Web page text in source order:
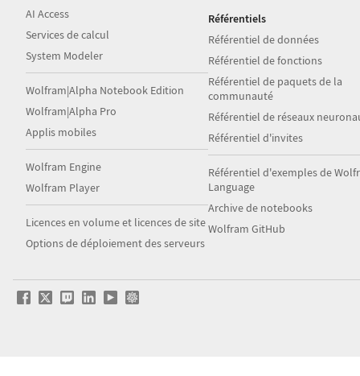
AI Access
Services de calcul
System Modeler
Wolfram|Alpha Notebook Edition
Wolfram|Alpha Pro
Applis mobiles
Wolfram Engine
Wolfram Player
Licences en volume et licences de site
Options de déploiement des serveurs
Référentiels
Référentiel de données
Référentiel de fonctions
Référentiel de paquets de la
communauté
Référentiel de réseaux
Référentiel d'invites
Référentiel d'exemples de
Language
Archive de notebooks
Wolfram GitHub